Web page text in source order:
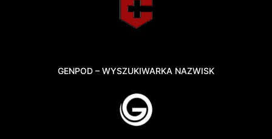
GENPOD – WYSZUKIWARKA NAZWISK